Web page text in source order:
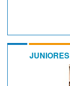
JUNIORES